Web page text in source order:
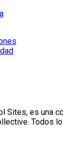
Sites, es una
Todos